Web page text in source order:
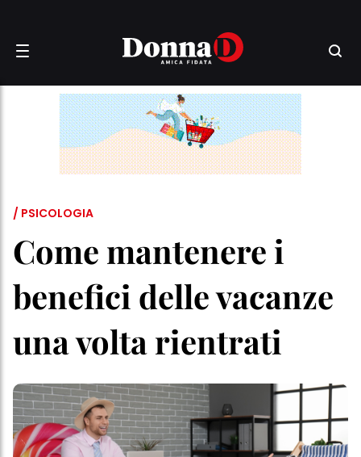
/ PSICOLOGIA
Come mantenere i
benefici delle vacanze
una volta rientrati